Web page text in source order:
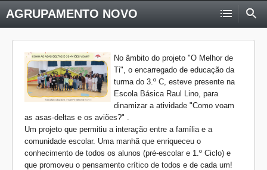
AGRUPAMENTO NOVO
No âmbito do projeto "O Melhor de
Ti", o encarregado de educação da
turma do 3.º C, esteve presente na
Escola Básica Raul Lino, para
dinamizar a atividade "Como voam
as asas-deltas e os aviões?" .
Um projeto que permitiu a interação entre a família e a
comunidade escolar. Uma manhã que enriqueceu o
conhecimento de todos os alunos (pré-escolar e 1.º Ciclo) e
que promoveu o pensamento crítico de todos e de cada um!